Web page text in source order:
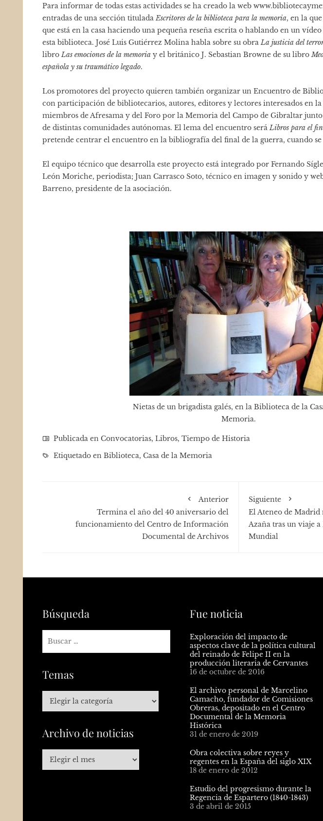
Para informar de todas estas actividades se ha creado la web
entradas de una sección titulada Escritores de la biblioteca para la memoria, en la
que está en la casa haciendo una pequeña reseña escrita o hablando en un
esta biblioteca. José Luis Gutiérrez Molina habla sobre su obra La justicia del
libro Las emociones de la memoria y el británico J. Sebastian Browne de su libro
española y su traumático legado.
Los promotores del proyecto quieren también organizar un Encuentro de
con participación de bibliotecarios, autores, editores y lectores interesados en
miembros de Afresama y del Foro por la Memoria del Campo de Gibraltar
de distintas comunidades autónomas. El lema del encuentro será Libros para el
pretende centrar el encuentro en la bibliografía del final de la guerra, cuando
El equipo técnico que desarrolla este proyecto está integrado por Fernando
León Moriche, periodista; Juan Carrasco Soto, técnico en imagen y sonido y
Barreno, presidente de la asociación.
Nietas de un brigadista galés, en la Biblioteca de la
Memoria.
Publicada en Convocatorias, Libros, Tiempo de Historia
Etiquetado en Biblioteca, Casa de la Memoria
Anterior
Termina el año del 40 aniversario del
funcionamiento del Centro de Información
Documental de Archivos
Siguiente
El Ateneo de Madrid
Azaña tras un viaje
Mundial
Búsqueda
Temas
Archivo de noticias
Fue noticia
Exploración del impacto de
aspectos clave de la política cultural
del reinado de Felipe II en la
producción literaria de Cervantes
16 de octubre de 2016
El archivo personal de Marcelino
Camacho, fundador de Comisiones
Obreras, depositado en el Centro
Documental de la Memoria
Histórica
31 de enero de 2019
Obra colectiva sobre reyes y
regentes en la España del siglo XIX
18 de enero de 2012
Estudio del progresismo durante la
Regencia de Espartero (1840-1843)
3 de abril de 2015